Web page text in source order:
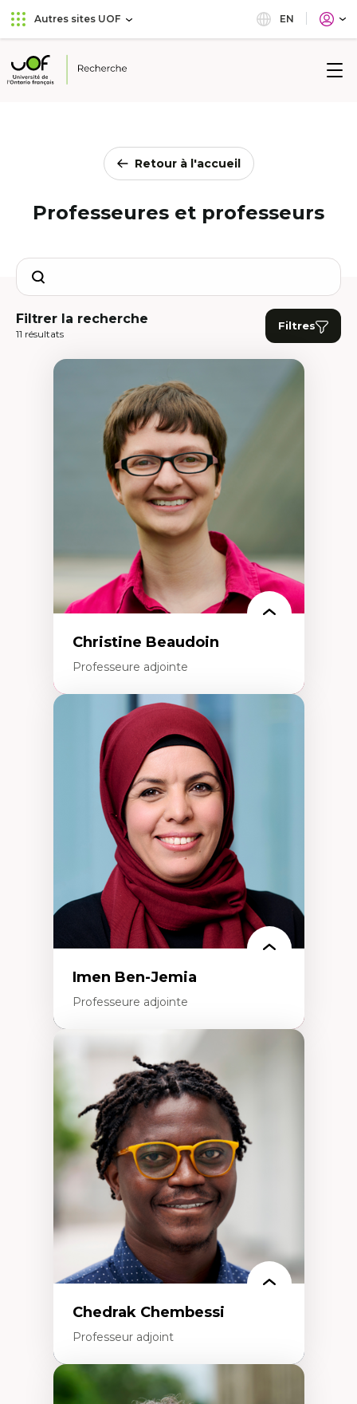
Aller
au
principal
Passer
au
Autres sites UOF EN
Université
Retour à l'accueil
Professeures et professeurs
Search
Filtrer la recherche
11 résultats
Filtres
Christine Beaudoin
Professeure adjointe
Expertises
Méthodes de recherche
Acteurs plus qu'humains
Approches socio-écologiques
Conservation de la biodiversité
Collaboration et méthodes participatives
Études des sciences
Relations humain-environnement
Transdisciplinarité
Imen Ben-Jemia
Professeure adjointe
Expertises
Discours sur la ville et représentations
Mosquées, formes et usages au Canada
Reconnaissance et représentations des
communautés immigrantes dans l'espace
urbain
Design architectural et urbain
Patrimoine et patrimonialisation
Études postcoloniales et décolonisation des
savoirs
Chedrak Chembessi
Professeur adjoint